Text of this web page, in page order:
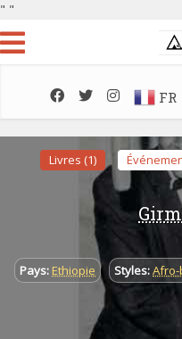
" "
FR
Livres (1)
Pays: Ethiopie Styles: